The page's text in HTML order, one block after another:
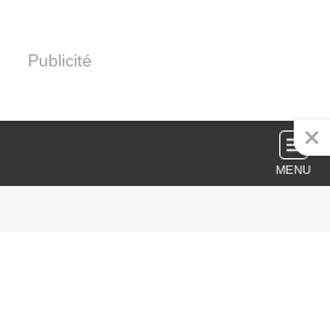
Publicité
MENU